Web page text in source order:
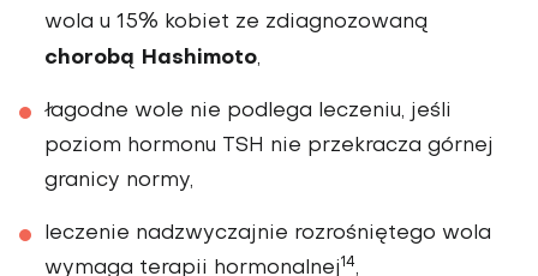
wola u 15% kobiet ze zdiagnozowaną
chorobą Hashimoto,
łagodne wole nie podlega leczeniu, jeśli
poziom hormonu TSH nie przekracza górnej
granicy normy,
leczenie nadzwyczajnie rozrośniętego wola
wymaga terapii hormonalnej14,